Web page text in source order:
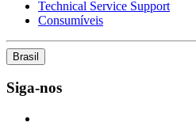
Technical Service Support
Consumíveis
Brasil
Siga-nos